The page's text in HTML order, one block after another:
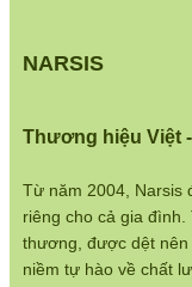
Chính sách bán
Hệ thống cửa
NARSIS
Từ năm 2004, Narsis
riêng cho cả gia
thương, được dệt nên
niềm tự hào về chất
Thương hiệu Việt